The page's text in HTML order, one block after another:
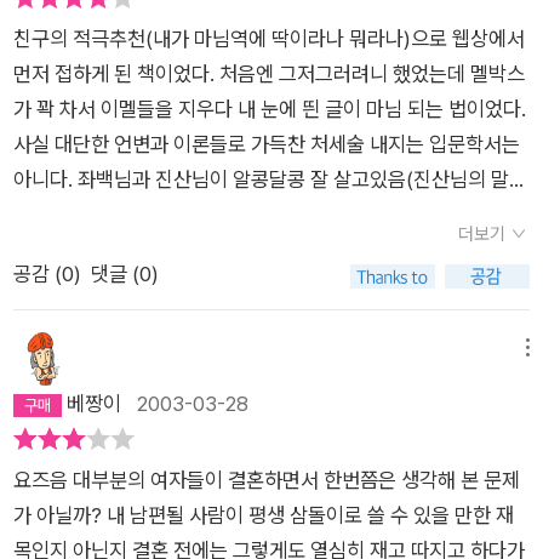
니지만 마님이 되어야 한다, 마님이 되리라는 목표를 가지게 되었
다. 가장 마음에 드는 점은 먼저 자기 자신을 돌아보라는 말이었
다. 옳게 생각하고 옳게 행동하여 마님으로서의 권위를 스스로 만
들어야 한다는 작가의 생각이 오늘의 나를 돌아보게 만들었다.
친구의 적극추천(내가 마님역에 딱이라나 뭐라나)으로 웹상에서
먼저 접하게 된 책이었다. 처음엔 그저그러려니 했었는데 멜박스
가 꽉 차서 이멜들을 지우다 내 눈에 띈 글이 마님 되는 법이었다.
사실 대단한 언변과 이론들로 가득찬 처세술 내지는 입문학서는
아니다. 좌백님과 진산님이 알콩달콩 잘 살고있음(진산님의 말에
책이어서 짧은 시간에 여러번 탐독;;하게되었는데 내가 이 책을
읽으며 느낀건 ㅋㅋ 아무것도 없다. 반드시 나는 마님이 되어야
에 있는 김모씨가 생각나 계속 픽픽 웃어댔을뿐이다. 재미있는 책
이다. 그렇다고 킬링타임용으로 치부해버리기엔 아까운 책이다.
진산.. 그녀가 사는 법 을 공개받았을 뿐일지도 모른다. 그렇지만
별루였다. 차라리 코코와 삼촌을 비롯한 애기삼돌이의 영원한 우
상 하삐와 함미 사진이 한컷이라도 나왔다면 좀 더 흥미로왔을지
더보기
공감 (0) 댓글 (0)
베짱이 2003-03-28
요즈음 대부분의 여자들이 결혼하면서 한번쯤은 생각해 본 문제
가 아닐까? 내 남편될 사람이 평생 삼돌이로 쓸 수 있을 만한 재
목인지 아닌지 결혼 전에는 그렇게도 열심히 재고 따지고 하다가